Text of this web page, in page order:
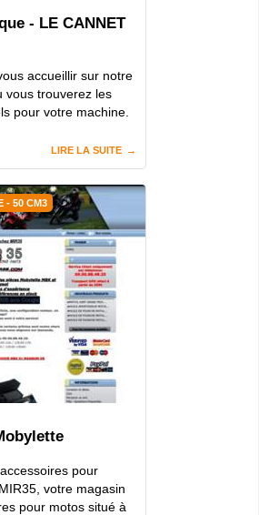
- LE CANNET
accueillir sur notre
vous trouverez les
pour votre machine.
LIRE LA SUITE
- 50 CM3
pour
votre magasin
pour motos situé à